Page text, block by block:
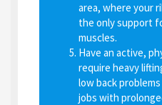
area, where your
the only support
muscles.
Have an active,
require heavy
low back
jobs with